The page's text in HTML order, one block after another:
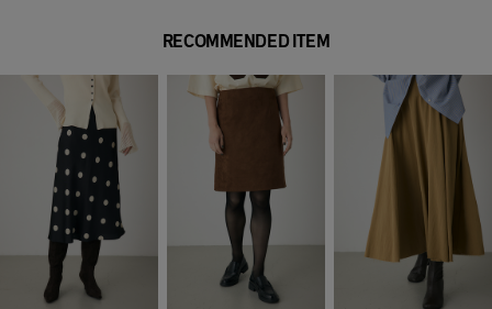
RECOMMENDED ITEM